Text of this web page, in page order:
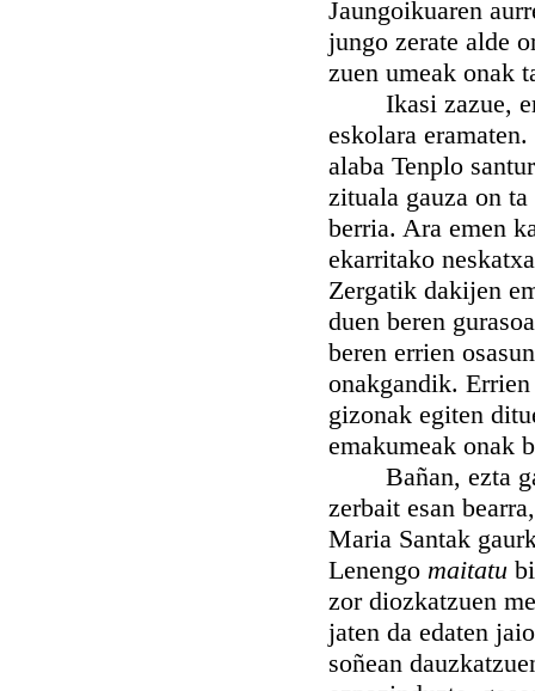
Jaungoikuaren
jungo zerate alde
zuen umeak onak
Ikasi zazue,
eskolara
alaba Tenplo
zituala gauza on
berria. Ara emen
ekarritako
Zergatik dakijen
duen beren
beren errien
onakgandik. Errien
gizonak egiten
emakumeak onak
Bañan, ezta
zerbait esan
Maria Santak
Lenengo maitatu
zor diozkatzuen
jaten da edaten
soñean